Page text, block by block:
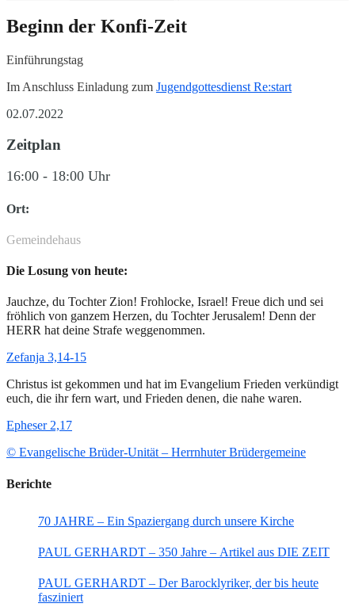
Beginn der Konfi-Zeit
Einführungstag
Im Anschluss Einladung zum Jugendgottesdienst Re:start
02.07.2022
Zeitplan
16:00 - 18:00 Uhr
Ort:
Gemeindehaus
Die Losung von heute:
Jauchze, du Tochter Zion! Frohlocke, Israel! Freue dich und sei
fröhlich von ganzem Herzen, du Tochter Jerusalem! Denn der
HERR hat deine Strafe weggenommen.
Zefanja 3,14-15
Christus ist gekommen und hat im Evangelium Frieden verkündigt
euch, die ihr fern wart, und Frieden denen, die nahe waren.
Epheser 2,17
© Evangelische Brüder-Unität – Herrnhuter Brüdergemeine
Berichte
70 JAHRE – Ein Spaziergang durch unsere Kirche
PAUL GERHARDT – 350 Jahre – Artikel aus DIE ZEIT
PAUL GERHARDT – Der Barocklyriker, der bis heute
fasziniert